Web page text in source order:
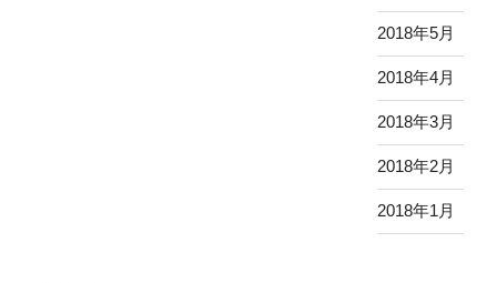
2018年5月
2018年4月
2018年3月
2018年2月
2018年1月